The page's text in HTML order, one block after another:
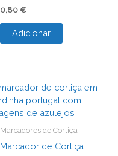
0,80 €
Adicionar
Marcadores de Cortiça
Marcador de Cortiça